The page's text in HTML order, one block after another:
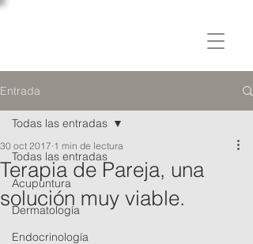
Entrada
Todas las entradas
Acupuntura
Dermatología
Endocrinología
Todas las entradas
Terapia de Pareja, una
solución muy viable.
30 oct 2017 1 min de lectura